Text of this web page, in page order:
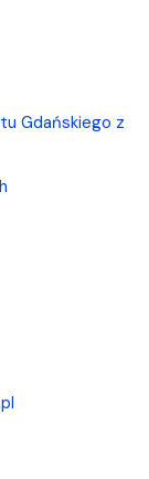
Gdańskiego z